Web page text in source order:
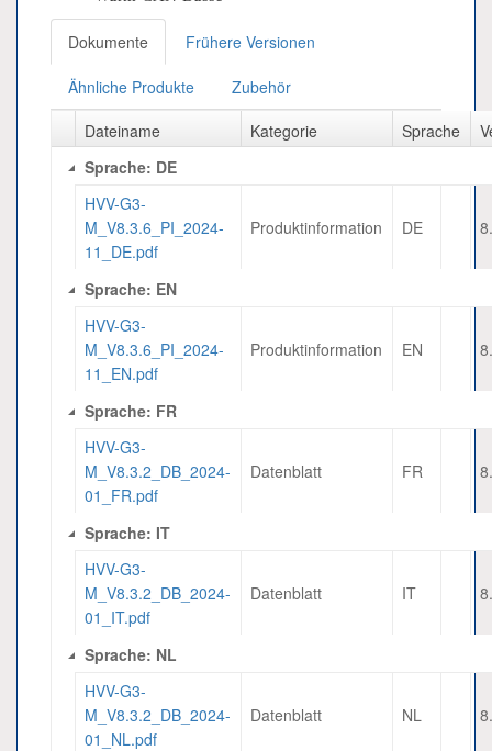
Dokumente Frühere Versionen
Ähnliche Produkte
Zubehör
Dateiname
Kategorie Sprache
Sprache: DE
HVV-G3-
M_V8.3.6_PI_2024-
11_DE.pdf
Produktinformation DE
Sprache: EN
HVV-G3-
M_V8.3.6_PI_2024-
11_EN.pdf
Produktinformation EN
Sprache: FR
HVV-G3-
M_V8.3.2_DB_2024-
01_FR.pdf
Datenblatt FR
Sprache: IT
HVV-G3-
M_V8.3.2_DB_2024-
01_IT.pdf
Datenblatt IT
Sprache: NL
HVV-G3-
M_V8.3.2_DB_2024-
01_NL.pdf
Datenblatt NL